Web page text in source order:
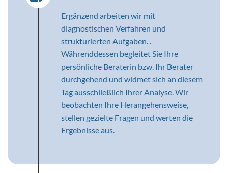
Ergänzend arbeiten wir mit
diagnostischen Verfahren und
strukturierten Aufgaben. .
Währenddessen begleitet Sie Ihre
persönliche Beraterin bzw. Ihr Berater
durchgehend und widmet sich an diesem
Tag ausschließlich Ihrer Analyse. Wir
beobachten Ihre Herangehensweise,
stellen gezielte Fragen und werten die
Ergebnisse aus.